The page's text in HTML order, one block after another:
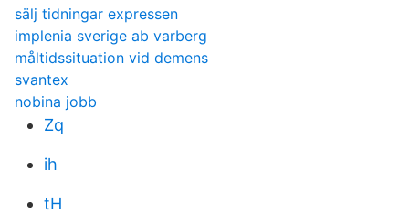
sälj tidningar expressen
implenia sverige ab varberg
måltidssituation vid demens
svantex
nobina jobb
Zq
ih
tH